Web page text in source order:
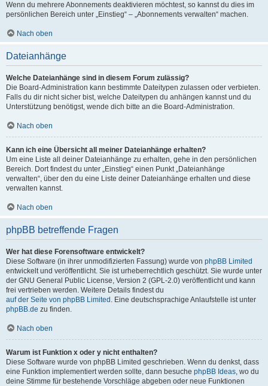
Wenn du mehrere Abonnements deaktivieren möchtest, so kannst du dies im
persönlichen Bereich unter „Einstieg“ – „Abonnements verwalten“ machen.
Nach oben
Dateianhänge
Welche Dateianhänge sind in diesem Forum zulässig?
Die Board-Administration kann bestimmte Dateitypen zulassen oder verbieten.
Falls du dir nicht sicher bist, welche Dateitypen du anhängen kannst und du
Unterstützung benötigst, wende dich bitte an die Board-Administration.
Nach oben
Kann ich eine Übersicht all meiner Dateianhänge erhalten?
Um eine Liste all deiner Dateianhänge zu erhalten, gehe in den persönlichen
Bereich. Dort findest du unter „Einstieg“ einen Punkt „Dateianhänge
verwalten“, über den du eine Liste deiner Dateianhänge erhalten und diese
verwalten kannst.
Nach oben
phpBB betreffende Fragen
Wer hat diese Forensoftware entwickelt?
Diese Software (in ihrer unmodifizierten Fassung) wurde von phpBB Limited
entwickelt und veröffentlicht. Sie ist urheberrechtlich geschützt. Sie wurde unter
der GNU General Public License, Version 2 (GPL-2.0) veröffentlicht und kann
frei vertrieben werden. Weitere Details findest du
auf der Seite von phpBB Limited . Eine deutschsprachige Anlaufstelle ist unter
phpBB.de zu finden.
Nach oben
Warum ist Funktion x oder y nicht enthalten?
Diese Software wurde von phpBB Limited geschrieben. Wenn du denkst, dass
eine Funktion implementiert werden sollte, dann besuche phpBB Ideas, wo du
deine Stimme für bestehende Vorschläge abgeben oder neue Funktionen